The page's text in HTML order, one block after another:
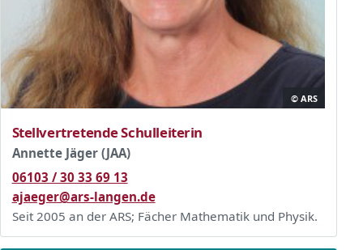
© ARS
Stellvertretende Schulleiterin
Annette Jäger (JAA)
06103 / 30 33 69 13
ajaeger@ars-langen.de
Seit 2005 an der ARS; Fächer Mathematik und Physik.